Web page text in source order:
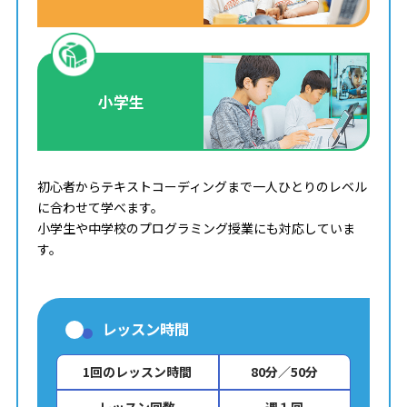
小学生
初心者からテキストコーディングまで一人ひとりのレベル
に合わせて学べます。
小学生や中学校のプログラミング授業にも対応していま
す。
レッスン時間
1回のレッスン時間
80分／50分